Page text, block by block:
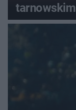
tarnowskim